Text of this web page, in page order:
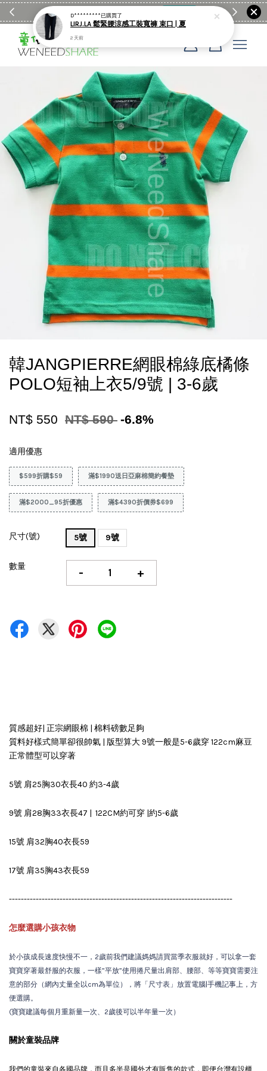
滿$1990送日亞麻棉簡約餐墊 童裝
韓JANGPIERRE網眼棉綠底橘條
POLO短袖上衣5/9號 | 3-6歲
NT$ 550 NT$ 590 -6.8%
適用優惠
$599折購$59 滿$1990送日亞麻棉簡約餐墊
滿$2000_95折優惠 滿$4390折價券$699
尺寸(號) 5號 9號
數量 - +
質感超好| 正宗網眼棉 | 棉料磅數足夠
質料好樣式簡單卻很帥氣 | 版型算大 9號一般是5-6歲穿 122cm麻豆
正常體型可以穿著
5號 肩25胸30衣長40 約3-4歲
9號 肩28胸33衣長47 | 122CM約可穿 |約5-6歲
15號 肩32胸40衣長59
17號 肩35胸43衣長59
---------------------------------------------------------------------------
怎麼選購小孩衣物
於小孩成長速度快慢不一，2歲前我們建議媽媽請買當季衣服就好，可以拿一套
寶寶穿著最舒服的衣服，一樣”平放”使用捲尺量出肩部、腰部、等等寶寶需要注
意的部分（網內丈量全以cm為單位），將「尺寸表」放置電腦|手機記事上，方
便選購。
(寶寶建議每個月重新量一次、2歲後可以半年量一次）
關於童裝品牌
您的購物車目前還是空的。
繼續購物
D*********已購買了
LIRJ.LA 鬆緊腰涼感工裝寬褲 束口 | 夏
2 天前